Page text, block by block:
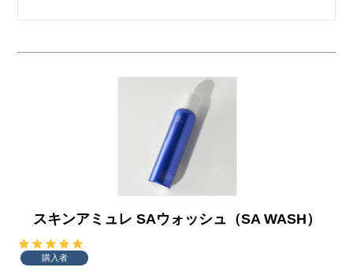
スキンアミュレ SAウォッシュ（SA WASH）
購入者